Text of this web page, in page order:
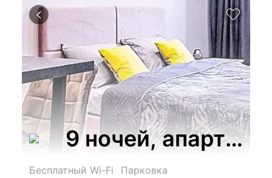
9 ночей, апарт-
Бесплатный Wi-Fi
Парковка